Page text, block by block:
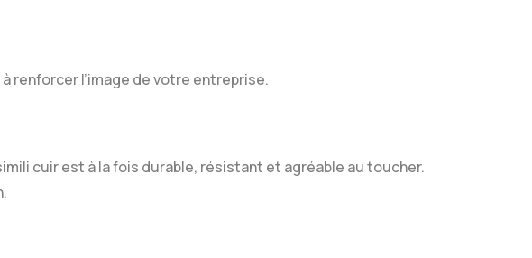
renforcer l’image de votre entreprise.
cuir est à la fois durable, résistant et agréable au toucher.